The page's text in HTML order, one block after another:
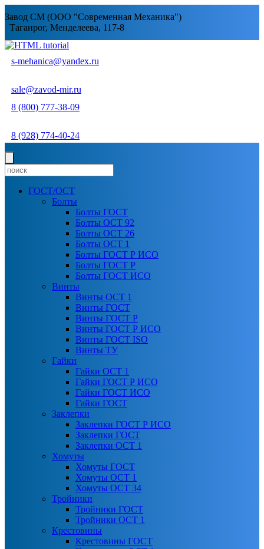
Завод СМ (ООО "Современная Механика")
Таганрог, Менделеева, 117-8
s-mehanica@yandex.ru
sale@zavod-mir.ru
8 (800) 777-38-09
8 (928) 774-40-24
ГОСТ/ОСТ
Болты
Болты ГОСТ
Болты ОСТ 92
Болты ОСТ 26
Болты ОСТ 1
Болты ГОСТ Р ИСО
Болты ГОСТ Р
Болты ГОСТ ИСО
Винты
Винты ОСТ 1
Винты ГОСТ
Винты ГОСТ Р
Винты ГОСТ Р ИСО
Винты ГОСТ ISO
Винты ТУ
Гайки
Гайки ОСТ 1
Гайки ГОСТ Р ИСО
Гайки ГОСТ ИСО
Гайки ГОСТ
Заклепки
Заклепки ГОСТ Р ИСО
Заклепки ГОСТ
Заклепки ОСТ 1
Хомуты
Хомуты ГОСТ
Хомуты ОСТ 1
Хомуты ОСТ 34
Тройники
Тройники ГОСТ
Тройники ОСТ 1
Крестовины
Крестовины ГОСТ